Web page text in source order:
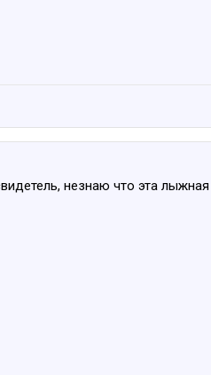
незнаю что эта